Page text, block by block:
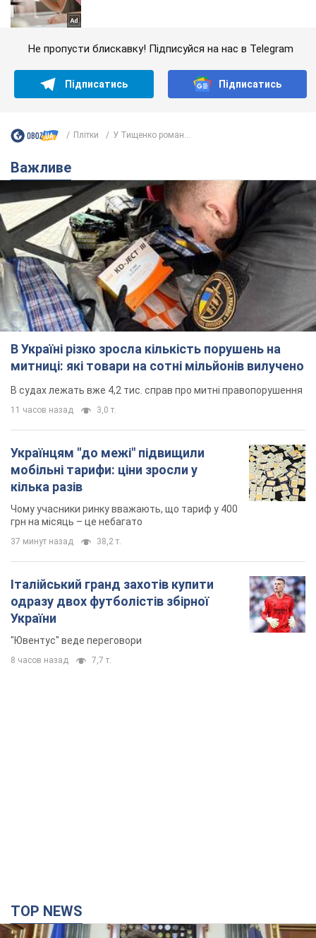
Не пропусти блискавку! Підписуйся на нас в Telegram
Підписатись Підписатись
Плітки У Тищенко роман...
Важливе
В Україні різко зросла кількість порушень на
митниці: які товари на сотні мільйонів вилучено
В судах лежать вже 4,2 тис. справ про митні правопорушення
11 часов назад 3,0 т.
Українцям "до межі" підвищили
мобільні тарифи: ціни зросли у
кілька разів
Чому учасники ринку вважають, що тариф у 400
грн на місяць – це небагато
37 минут назад 38,2 т.
Італійський гранд захотів купити
одразу двох футболістів збірної
України
"Ювентус" веде переговори
8 часов назад 7,7 т.
TOP NEWS